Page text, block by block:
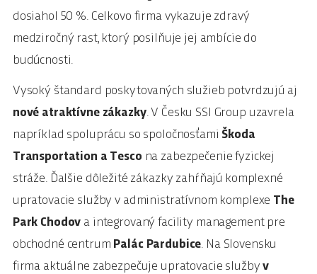
dosiahol 50 %. Celkovo firma vykazuje zdravý
medziročný rast, ktorý posilňuje jej ambície do
budúcnosti.
Vysoký štandard poskytovaných služieb potvrdzujú aj
nové atraktívne zákazky. V Česku SSI Group uzavrela
napríklad spoluprácu so spoločnosťami Škoda
Transportation a Tesco na zabezpečenie fyzickej
stráže. Ďalšie dôležité zákazky zahŕňajú komplexné
upratovacie služby v administratívnom komplexe The
Park Chodov a integrovaný facility management pre
obchodné centrum Palác Pardubice. Na Slovensku
firma aktuálne zabezpečuje upratovacie službyv